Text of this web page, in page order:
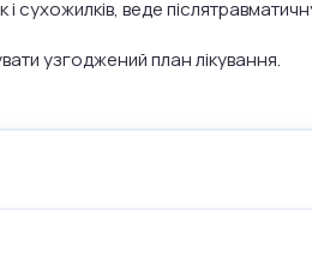
веде
узгоджений план лікування.